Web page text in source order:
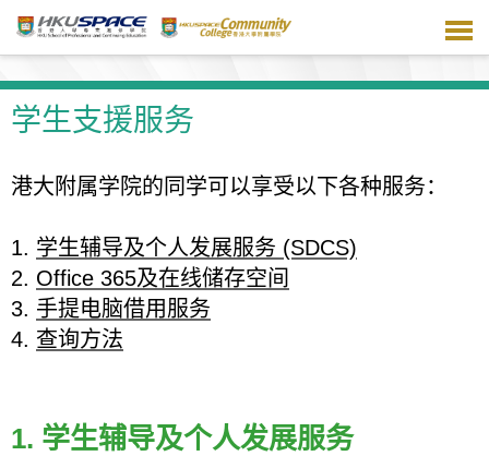
主
容学生支援服务
港大附属学院的同学可以享受以下各种服务：
1. 学生辅导及个人发展服务 (SDCS)
2. Office 365及在线储存空间
3. 手提电脑借用服务
4. 查询方法
1. 学生辅导及个人发展服务